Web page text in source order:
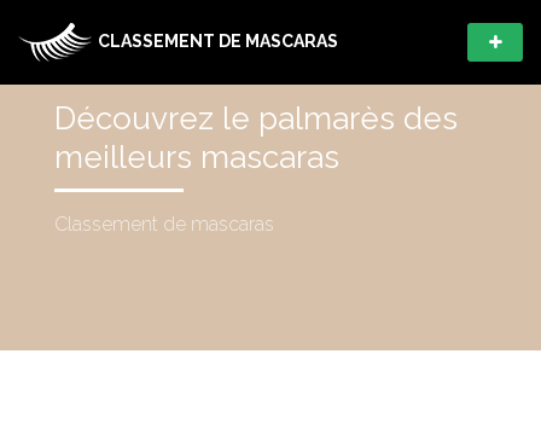
CLASSEMENT DE MASCARAS
Découvrez le palmarès des
meilleurs mascaras
Classement de mascaras